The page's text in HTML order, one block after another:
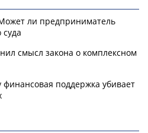
ли предприниматель
суда
смысл закона о комплексном
поддержка убивает